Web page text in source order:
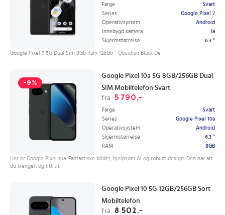
Farge
Svart
Series
Google Pixel 7
Operativsystem
Android
Innebygd kamera
Ja
Skjermstørrelse
6.3 "
Google Pixel 7 5G Dual Sim 8Gb Ram 128Gb - Obsidian Black De
-9%
Google Pixel 10a 5G 8GB/256GB Dual
SIM Mobiltelefon Svart
fra
5 790,-
Farge
Svart
Series
Google Pixel 10a
Operativsystem
Android
Skjermstørrelse
6.3 "
RAM
8GB
Her er Google Pixel 10a. Fantastiske bilder, hjelpsom AI og robust design. Den har alt
du trenger, og litt til.
Google Pixel 10 5G 12GB/256GB Sort
Mobiltelefon
fra
8 502,-